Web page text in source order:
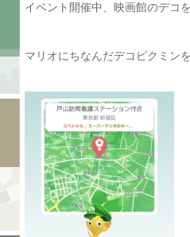
イベント開催中、映画館のデコ
マリオにちなんだデコピクミン